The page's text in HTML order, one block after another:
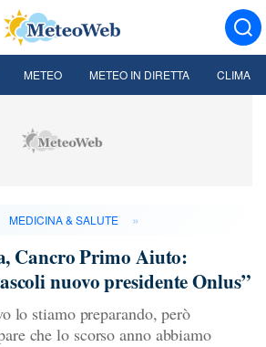
METEO METEO IN DIRETTA CLIMA
MEDICINA & SALUTE »
Cancro Primo Aiuto:
nuovo presidente Onlus”
lo stiamo preparando, però
che lo scorso anno abbiamo